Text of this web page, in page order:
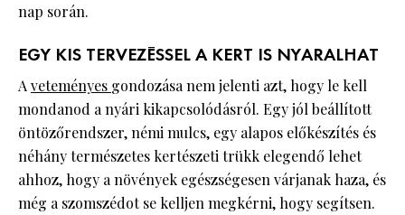
nap során.
EGY KIS TERVEZÉSSEL A KERT IS NYARALHAT
A veteményes gondozása nem jelenti azt, hogy le kell
mondanod a nyári kikapcsolódásról. Egy jól beállított
öntözőrendszer, némi mulcs, egy alapos előkészítés és
néhány természetes kertészeti trükk elegendő lehet
ahhoz, hogy a növények egészségesen várjanak haza, és
még a szomszédot se kelljen megkérni, hogy segítsen.